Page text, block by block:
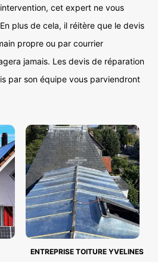
cet expert ne vous
plus de cela, il réitère que le devis
propre ou par courrier
jamais. Les devis de réparation
par son équipe vous parviendront
ENTREPRISE TOITURE YVELINES